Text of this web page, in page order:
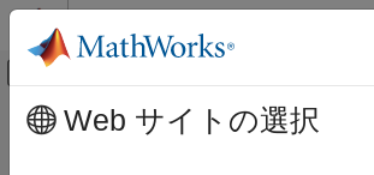
コンテンツへスキップ
オフキャンバス ナビゲ
ドキュメンテーションのホーム
メインコンテンツ
Repair bus selections
Web サイトの選択